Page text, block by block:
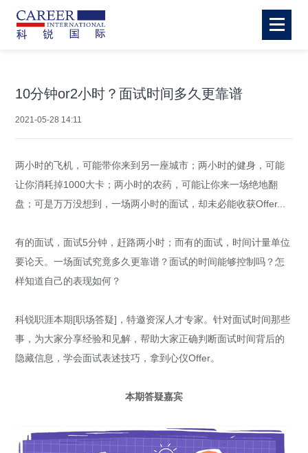
10分钟or2小时？面试时间多久更靠谱
2021-05-28 14:11
两小时的飞机，可能带你来到另一座城市；两小时的健身，可能
让你消耗掉1000大卡；两小时的农药，可能让你来一场绝地翻
盘；可是万万没想到，一场两小时的面试，却未必能收获Offer...
有的面试，面试5分钟，赶路两小时；而有的面试，时间计量单位
要论天。一场面试究竟多久更靠谱？面试的时间能够控制吗？怎
样知道自己的表现如何？
科锐职涯本期[职场答疑]，特邀资深人才专家。针对面试时间那些
事，为大家分享经验和见解，帮助大家正确判断面试时间背后的
隐藏信息，学会面试表述技巧，拿到心仪Offer。
本期答疑嘉宾